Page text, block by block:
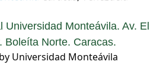
Universidad Monteávila. Av. El
Boleíta Norte. Caracas.
Universidad Monteávila